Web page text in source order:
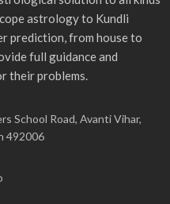
astrology to Kundli
prediction, from house to
full guidance and
their problems.
School Road, Avanti Vihar,
492006